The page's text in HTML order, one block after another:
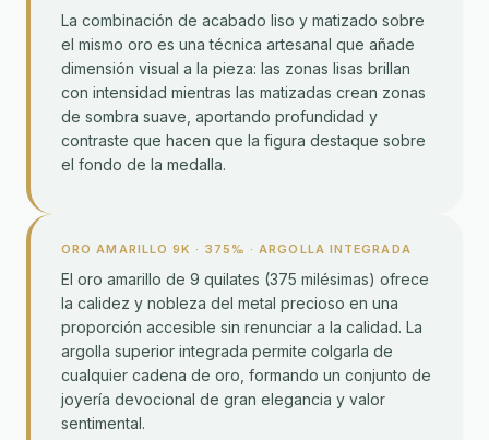
La combinación de acabado liso y matizado sobre
el mismo oro es una técnica artesanal que añade
dimensión visual a la pieza: las zonas lisas brillan
con intensidad mientras las matizadas crean zonas
de sombra suave, aportando profundidad y
contraste que hacen que la figura destaque sobre
el fondo de la medalla.
ORO AMARILLO 9K · 375‰ · ARGOLLA INTEGRADA
El oro amarillo de 9 quilates (375 milésimas) ofrece
la calidez y nobleza del metal precioso en una
proporción accesible sin renunciar a la calidad. La
argolla superior integrada permite colgarla de
cualquier cadena de oro, formando un conjunto de
joyería devocional de gran elegancia y valor
sentimental.